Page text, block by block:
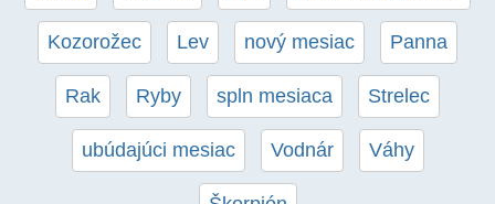
Kozorožec Lev nový mesiac Panna
Rak Ryby spln mesiaca Strelec
ubúdajúci mesiac Vodnár Váhy